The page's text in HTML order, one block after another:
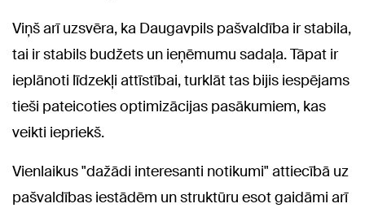
Viņš arī uzsvēra, ka Daugavpils pašvaldība ir stabila,
tai ir stabils budžets un ieņēmumu sadaļa. Tāpat ir
ieplānoti līdzekļi attīstībai, turklāt tas bijis iespējams
tieši pateicoties optimizācijas pasākumiem, kas
veikti iepriekš.
Vienlaikus "dažādi interesanti notikumi" attiecībā uz
pašvaldības iestādēm un struktūru esot gaidāmi arī